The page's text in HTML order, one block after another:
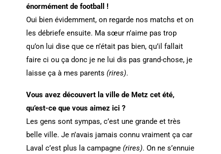
énormément de football !
Oui bien évidemment, on regarde nos matchs et on
les débriefe ensuite. Ma sœur n’aime pas trop
qu’on lui dise que ce n’était pas bien, qu’il fallait
faire ci ou ça donc je ne lui dis pas grand-chose, je
laisse ça à mes parents (rires).
Vous avez découvert la ville de Metz cet été,
qu’est-ce que vous aimez ici ?
Les gens sont sympas, c’est une grande et très
belle ville. Je n’avais jamais connu vraiment ça car
Laval c’est plus la campagne (rires). On ne s’ennuie